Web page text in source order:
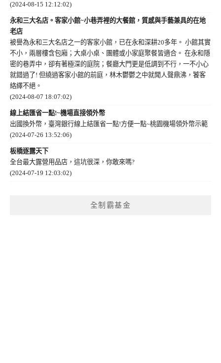
(2024-08-15 12:12:02)
永和三大名店。客家小館~小巷弄裡的大餐館，質感與手藝兼具的在地
老店
被譽為永和三大名店之一的客家小館，已在永和深耕20多年。 小館其實
不小，兩層樓含包廂；大桌小桌、團體或小家庭聚餐皆適合。 在永和隱
密的巷弄中，卻有著極深的庭院；餐廳大門更是低調到不行，一不小心
就錯過了! 但繞過客家小館的前庭，林木鬱鬱之中就聞人聲鼎沸，饕客
絡繹不絕。
(2024-08-07 18:07:02)
線上結匯省一點!~機場直接領外幣
出國換外幣，臺灣銀行線上結匯省一點!方便一點~桃園機場領外幣示範
(2024-07-26 13:52:06)
板橋逐露天下
全台最大露營用品店，這坑很深，你敢來嗎?
(2024-07-19 12:03:02)
全制霸基金